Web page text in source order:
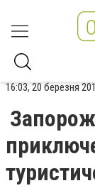
16:03, 20 березня